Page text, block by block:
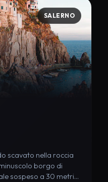
SALERNO
scavato nella roccia
borgo di
sospeso a 30 metri